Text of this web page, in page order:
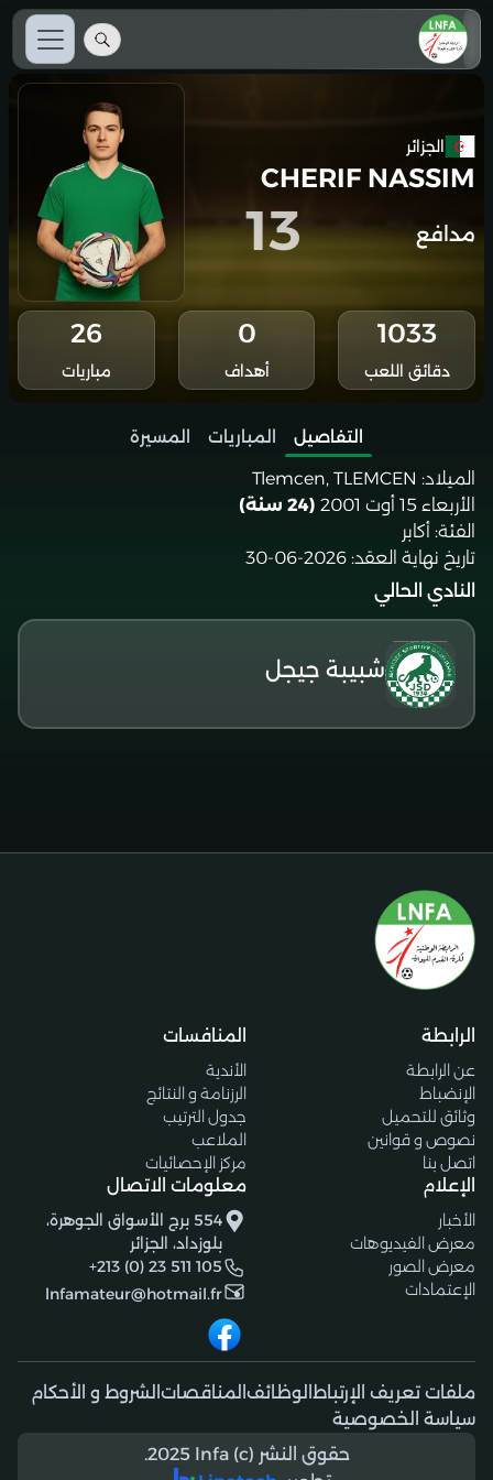
الجزائر
CHERIF NASSIM
مدافع 13
1033
دقائق اللعب
0
أهداف
26
مباريات
التفاصيل المباريات
المسيرة
الميلاد: Tlemcen, TLEMCEN
الأربعاء 15 أوت 2001
(24 سنة)
الفئة: أكابر
تاريخ نهاية العقد: 2026-06-30
النادي الحالي
شبيبة جيجل
الرابطة
عن الرابطة
الإنضباط
وثائق للتحميل
نصوص و قوانين
اتصل بنا
المنافسات
الأندية
الرزنامة و النتائج
جدول الترتيب
الملاعب
مركز الإحصائيات
الإعلام
الأخبار
معرض الفيديوهات
معرض الصور
الإعتمادات
معلومات الاتصال
554 برج الأسواق الجوهرة،
بلوزداد، الجزائر
+213 (0) 23 511 105
lnfamateur@hotmail.fr
ملفات تعريف الإرتباط الوظائف المناقصات الشروط و الأحكام
سياسة الخصوصية
حقوق النشر (c) 2025 lnfa.